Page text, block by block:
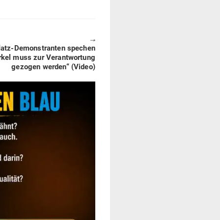
🠖
Demons­tranten spechen
muss zur Ver­ant­wortung
gezogen werden“ (Video)